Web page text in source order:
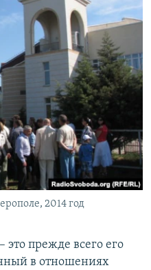
2014 год
прежде всего его
в отношениях